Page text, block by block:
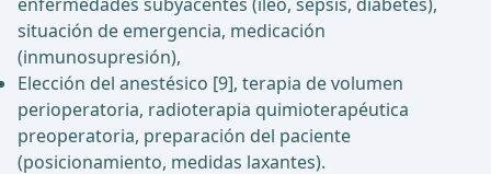
situación de emergencia, medicación
(inmunosupresión),
Elección del anestésico [9], terapia de volumen
perioperatoria, radioterapia quimioterapéutica
preoperatoria, preparación del paciente
(posicionamiento, medidas laxantes).